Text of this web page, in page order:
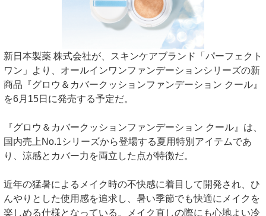
新日本製薬 株式会社が、スキンケアブランド「パーフェクト
ワン」より、オールインワンファンデーションシリーズの新
商品『グロウ＆カバークッションファンデーション クール』
を6月15日に発売する予定だ。
『グロウ＆カバークッションファンデーション クール』は、
国内売上No.1シリーズから登場する夏用特別アイテムであ
り、涼感とカバー力を両立した点が特徴だ。
近年の猛暑によるメイク時の不快感に着目して開発され、ひ
んやりとした使用感を追求し、暑い季節でも快適にメイクを
楽しめる仕様となっている。メイク直しの際にも心地よい冷